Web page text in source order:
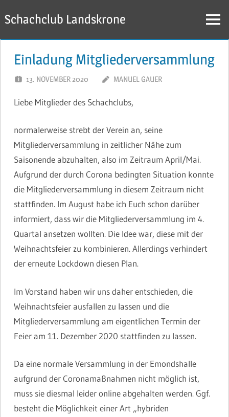
Inhalt
springen
Schachclub Landskrone Menü
Einladung Mitgliederversammlung
13. NOVEMBER 2020 MANUEL GAUER
Liebe Mitglieder des Schachclubs,
normalerweise strebt der Verein an, seine
Mitgliederversammlung in zeitlicher Nähe zum
Saisonende abzuhalten, also im Zeitraum April/Mai.
Aufgrund der durch Corona bedingten Situation konnte
die Mitgliederversammlung in diesem Zeitraum nicht
stattfinden. Im August habe ich Euch schon darüber
informiert, dass wir die Mitgliederversammlung im 4.
Quartal ansetzen wollten. Die Idee war, diese mit der
Weihnachtsfeier zu kombinieren. Allerdings verhindert
der erneute Lockdown diesen Plan.
Im Vorstand haben wir uns daher entschieden, die
Weihnachtsfeier ausfallen zu lassen und die
Mitgliederversammlung am eigentlichen Termin der
Feier am 11. Dezember 2020 stattfinden zu lassen.
Da eine normale Versammlung in der Emondshalle
aufgrund der Coronamaßnahmen nicht möglich ist,
muss sie diesmal leider online abgehalten werden. Ggf.
besteht die Möglichkeit einer Art „hybriden